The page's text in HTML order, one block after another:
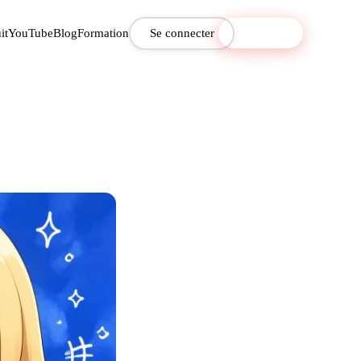
YouTubeBlogFormation Se connecter